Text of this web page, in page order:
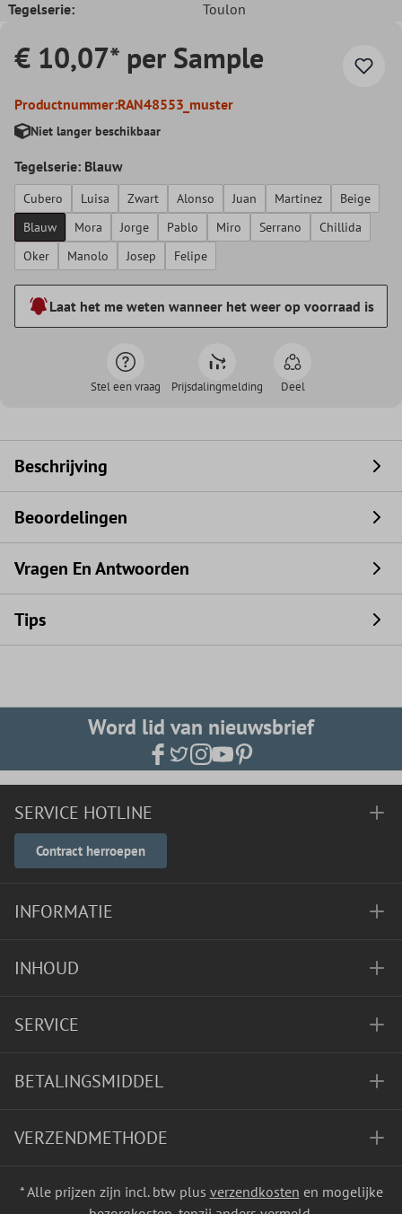
Tegelserie:
Toulon
€ 10,07* per Sample
Productnummer:RAN48553_muster
Niet langer beschikbaar
Tegelserie: Blauw
Cubero Luisa Zwart Alonso Juan Martinez
Beige
Blauw
Mora Jorge Pablo Miro Serrano
Chillida
Oker
Manolo Josep Felipe
Laat het me weten wanneer het weer op voorraad is
Stel een vraag Prijsdalingmelding Deel
Beschrijving
Beoordelingen
Vragen En Antwoorden
Tips
Word lid van nieuwsbrief
SERVICE HOTLINE
Contract herroepen
INFORMATIE
INHOUD
SERVICE
BETALINGSMIDDEL
VERZENDMETHODE
* Alle prijzen zijn incl. btw plus verzendkosten en mogelijke